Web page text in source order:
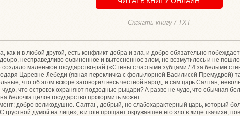
Скачать книгу / TXT
как и в любой другой, есть конфликт добра и зла, и добро обязательно
несправедливо обвиненное и вытесненное злом, не возмутилось и не
создало маленькое государство-рай («Стены с частыми зубцами / И за белыми
Царевне-Лебеди (явная перекличка с фольклорной Василисой Премудрой)
что об этом вскоре заговорил весь честной народ, и сам царь Салтан,
чудо, что островок охраняют подводные рыцари? А разве не чудо, что обычная
белочка целое государство прокормить может.
добро великодушно. Салтан, добрый, но слабохарактерный царь, который
грустной думой на лице», в итоге прощает окружавшее его зло в лице ткачихи,